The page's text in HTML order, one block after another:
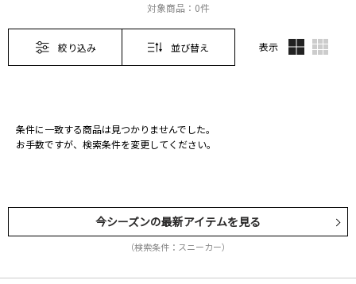
対象商品： 0件
絞り込み 並び替え 表示
条件に一致する商品は見つかりませんでした。
お手数ですが、検索条件を変更してください。
今シーズンの最新アイテムを見る
（検索条件：スニーカー）